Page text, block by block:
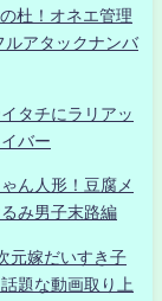
杜！オネエ管理
ルアタックナンバ
タチにラリアッ
バー
ん人形！豆腐メ
み男子末路編
元嫁だいすき子
題な動画取り上